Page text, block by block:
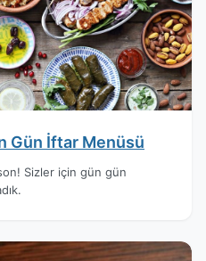
Gün İftar Menüsü
Sizler için gün gün